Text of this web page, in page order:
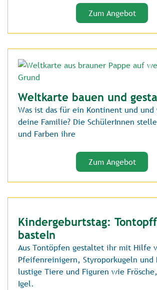
Zum Angebot
Weltkarte bauen und
Was ist das für ein Kontinent und
deine Familie? Die SchülerInnen
und Farben ihre
Zum Angebot
Kindergeburtstag:
basteln
Aus Tontöpfen gestaltet ihr mit Hilfe
Pfeifenreinigern, Styroporkugeln und
lustige Tiere und Figuren wie
Igel.